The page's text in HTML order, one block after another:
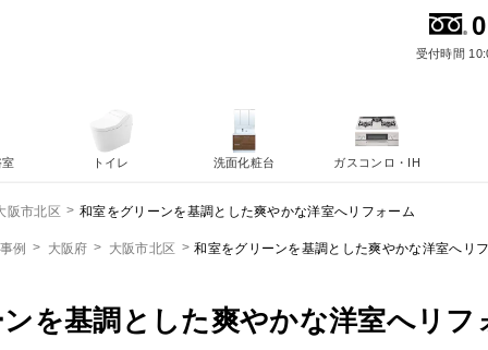
受付時間
阪市北区 和室をグリーンを基調とした爽やかな洋室へリフォーム
例 大阪府 大阪市北区 和室をグリーンを基調とした爽やかな洋室へリ
を基調とした爽やかな洋室へリフ
室 トイレ 洗面化粧台 ガスコンロ・IH